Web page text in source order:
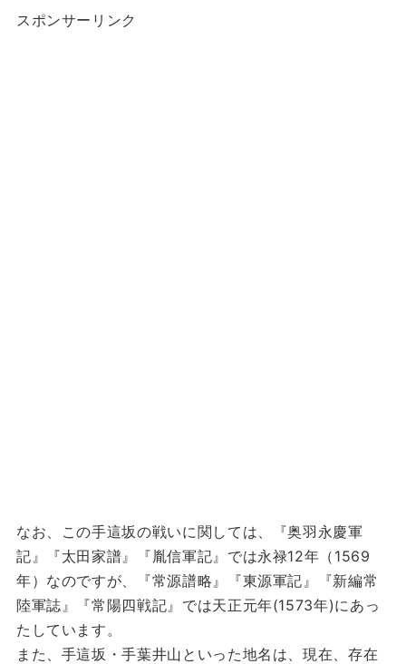
スポンサーリンク
なお、この手這坂の戦いに関しては、『奥羽永慶軍
記』『太田家譜』『胤信軍記』では永禄12年（1569
年）なのですが、『常源譜略』『東源軍記』『新編常
陸軍誌』『常陽四戦記』では天正元年(1573年)にあっ
たしています。
また、手這坂・手葉井山といった地名は、現在、存在